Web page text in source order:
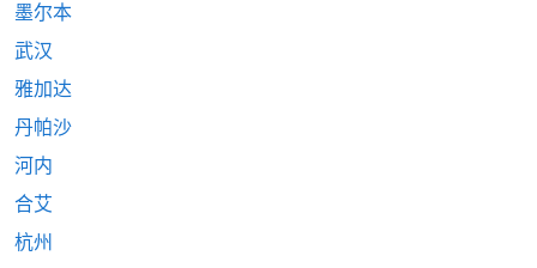
墨尔本
武汉
雅加达
丹帕沙
河内
合艾
杭州